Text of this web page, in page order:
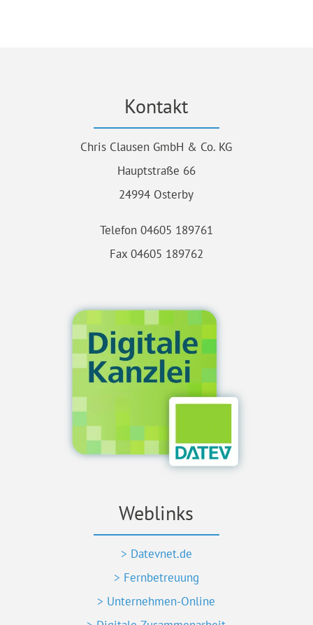
Kontakt
Chris Clausen GmbH & Co. KG
Hauptstraße 66
24994 Osterby
Telefon 04605 189761
Fax 04605 189762
Weblinks
> Datevnet.de
> Fernbetreuung
> Unternehmen-Online